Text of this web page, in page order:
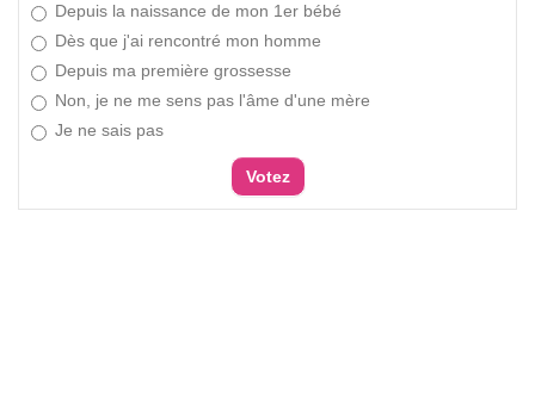
Depuis la naissance de mon 1er bébé
Dès que j'ai rencontré mon homme
Depuis ma première grossesse
Non, je ne me sens pas l'âme d'une mère
Je ne sais pas